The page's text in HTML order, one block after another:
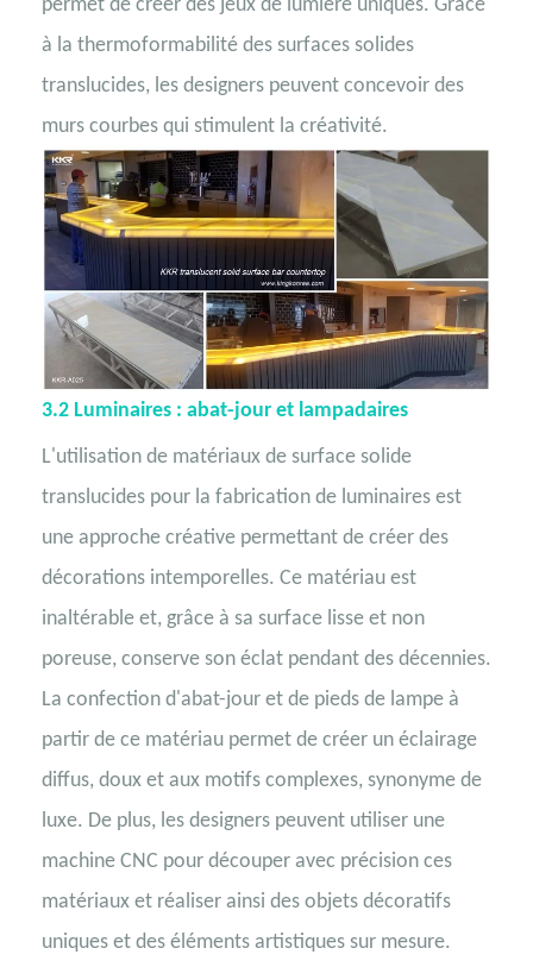
permet de créer des jeux de lumière uniques. Grâce
à la thermoformabilité des surfaces solides
translucides, les designers peuvent concevoir des
murs courbes qui stimulent la créativité.
3.2 Luminaires : abat-jour et lampadaires
L'utilisation de matériaux de surface solide
translucides pour la fabrication de luminaires est
une approche créative permettant de créer des
décorations intemporelles. Ce matériau est
inaltérable et, grâce à sa surface lisse et non
poreuse, conserve son éclat pendant des décennies.
La confection d'abat-jour et de pieds de lampe à
partir de ce matériau permet de créer un éclairage
diffus, doux et aux motifs complexes, synonyme de
luxe. De plus, les designers peuvent utiliser une
machine CNC pour découper avec précision ces
matériaux et réaliser ainsi des objets décoratifs
uniques et des éléments artistiques sur mesure.